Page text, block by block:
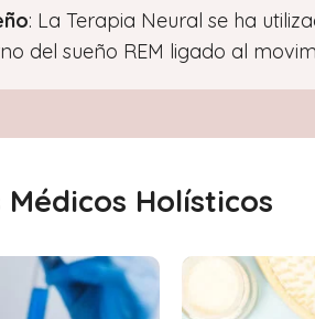
: La Terapia Neural se ha
del sueño REM ligado al
Holísticos